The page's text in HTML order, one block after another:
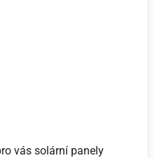
vás solární panely